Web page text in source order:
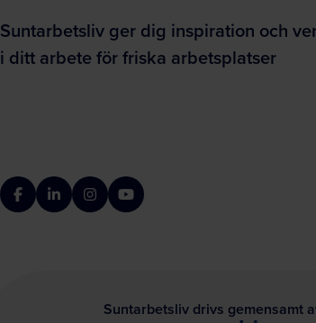
Suntarbetsliv ger dig inspiration och
i ditt arbete för friska arbetsplatser
FacebookLinkedInInstagramYouTube
Suntarbetsliv drivs gemensamt